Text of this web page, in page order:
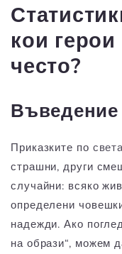
кои
често?
Въведение
Приказките по
страшни, други
случайни: всяко
определени
надежди. Ако
на образи“, можем